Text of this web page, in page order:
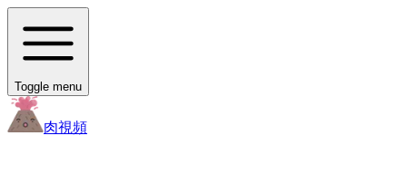
Toggle menu
肉視頻